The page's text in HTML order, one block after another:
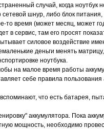
случай, когда ноутбук
шнур, либо блок
то время (может месяц, может
в сервис, там его просят
силовое воздействие
деньги менять
ноутбука.
на малое время работы
себе правила
что есть батарея,
аккумулятора. Пока
мощность, необходимо